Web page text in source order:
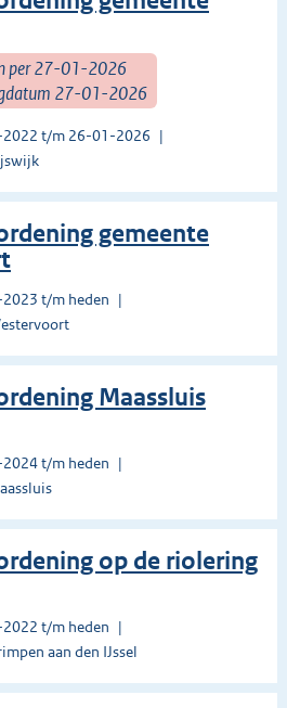
per 27-01-2026
27-01-2026
2022 t/m 26-01-2026
gemeente
t/m heden
Maassluis
t/m heden
op de riolering
t/m heden
aan den IJssel